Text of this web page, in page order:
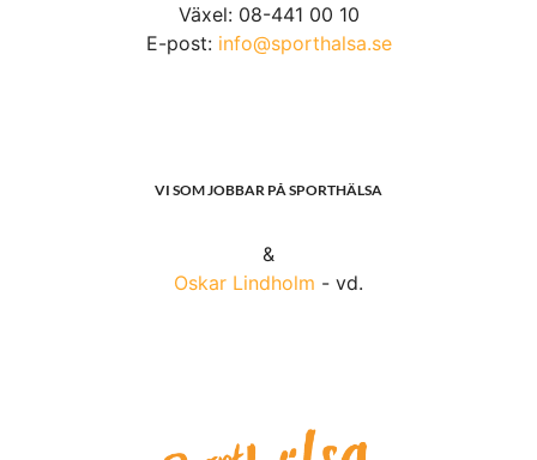
Växel: 08-441 00 10
E-post: info@sporthalsa.se
VI SOM JOBBAR PÅ SPORTHÄLSA
&
Oskar Lindholm - vd.